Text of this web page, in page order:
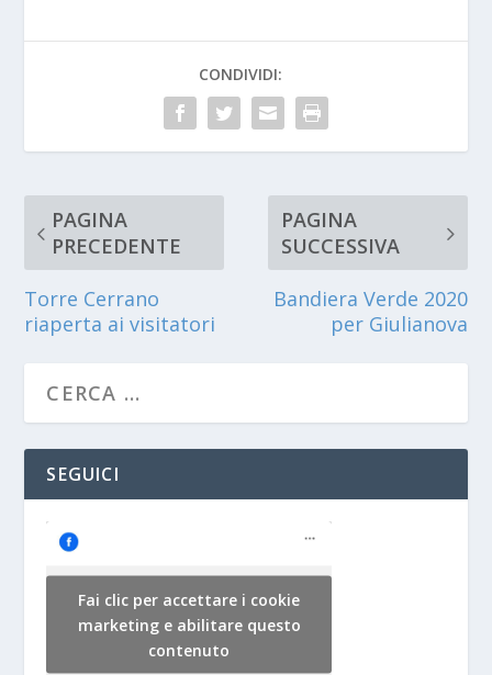
CONDIVIDI:
PAGINA
PRECEDENTE
Torre Cerrano
riaperta ai visitatori
PAGINA
SUCCESSIVA
Bandiera Verde 2020
per Giulianova
SEGUICI
Fai clic per accettare i cookie
marketing e abilitare questo
contenuto